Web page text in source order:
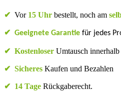
✔ Vor 15 Uhr bestellt, noch am
✔ Geeignete Garantie für jedes
✔ Kostenloser Umtausch
✔ Sicheres Kaufen und Bezahlen
✔ 14 Tage Rückgaberecht.